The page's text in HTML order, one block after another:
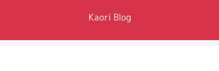
Kaori Blog